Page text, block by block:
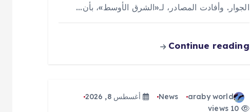
الجوار. وأفادت المصادر، لـ«الشرق الأوسط»، بأن…
Continue reading
araby world
News
أغسطس 8, 2026